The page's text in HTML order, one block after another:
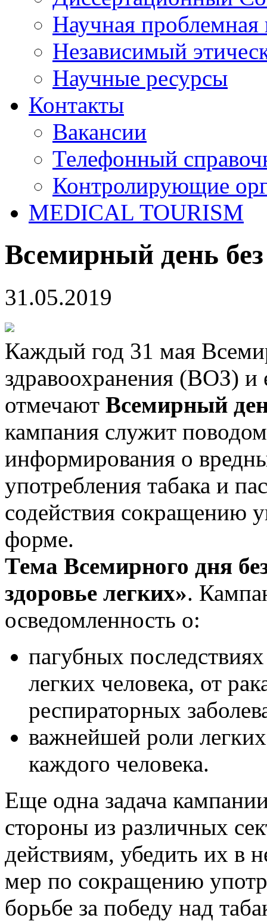
Научная проблемная
Независимый
Научные ресурсы
Контакты
Вакансии
Телефонный
Контролирующие
MEDICAL TOURISM
Всемирный день
31.05.2019
Каждый год 31 мая
здравоохранения (ВОЗ)
отмечают Всемирный
кампания служит
информирования о
употребления табака и
содействия сокращению
форме.
Тема Всемирного дня
здоровье легких».
осведомленность о:
пагубных
легких человека, от
респираторных
важнейшей роли
каждого человека.
Еще одна задача
стороны из различных
действиям, убедить их в
мер по сокращению
борьбе за победу над